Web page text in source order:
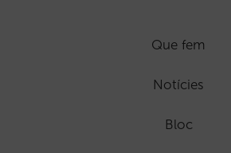
Que fem
Notícies
Bloc